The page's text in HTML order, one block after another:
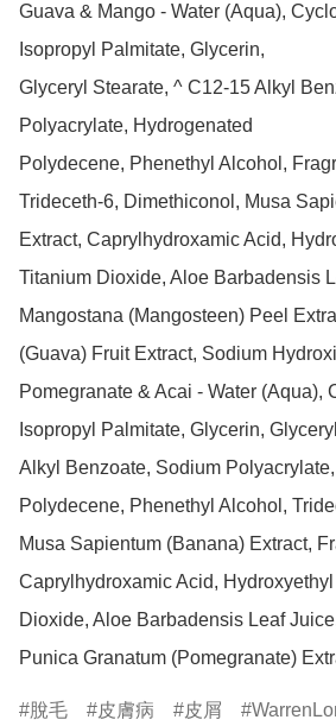
Guava & Mango - Water (Aqua),
Isopropyl Palmitate, Glycerin,
Glyceryl Stearate, ^ C12-15 Alkyl
Polyacrylate, Hydrogenated
Polydecene, Phenethyl Alcohol,
Trideceth-6, Dimethiconol, Musa
Extract, Caprylhydroxamic Acid,
Titanium Dioxide, Aloe Barbadensis
Mangostana (Mangosteen) Peel
(Guava) Fruit Extract, Sodium
Pomegranate & Acai - Water (Aqua),
Isopropyl Palmitate, Glycerin,
Alkyl Benzoate, Sodium
Polydecene, Phenethyl Alcohol,
Musa Sapientum (Banana) Extract,
Caprylhydroxamic Acid,
Dioxide, Aloe Barbadensis Leaf
Punica Granatum (Pomegranate)
脫毛 皮膚病 皮屑